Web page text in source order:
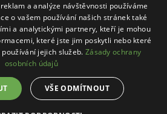
Vari Honda
potřeby Status
robotické
Motorové pily Stihl
a analýze návštěvnosti používáme
o vašem používání našich stránek také
a analytickými partnery, kteří je mohou
které jste jim poskytli nebo které
jejich služeb. Zásady ochrany
osobních údajů
VŠE ODMÍTNOUT